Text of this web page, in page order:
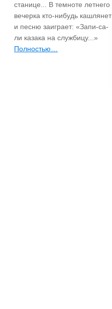
станице... В темноте летнего
вечерка кто-нибудь каш­лянет
и песню заиграет: «Запи-са-
ли казака на службицу...»
Полностью…